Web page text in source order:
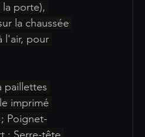
la porte),
la chaussée
l'air, pour
paillettes
imprimé
Poignet-